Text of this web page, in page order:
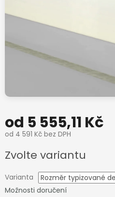
od 5 555,11 Kč
od 4 591 Kč bez DPH
cena:
Zvolte variantu
Varianta
Možnosti doručení